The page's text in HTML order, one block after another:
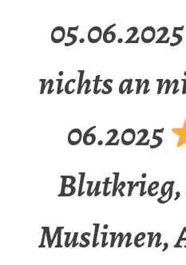
05.06.2025
nichts an
06.2025
Muslimen,